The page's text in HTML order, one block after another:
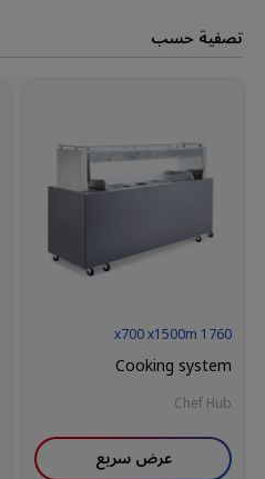
تصفية حسب
1760
700x1500m
Cooking system
Chef Hub
عرض سريع